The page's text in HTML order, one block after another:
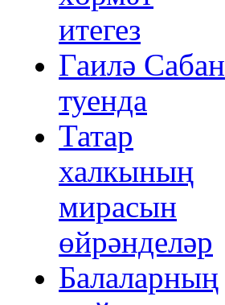
итегез
Гаилә Сабан
туенда
Татар
халкының
мирасын
өйрәнделәр
Балаларның